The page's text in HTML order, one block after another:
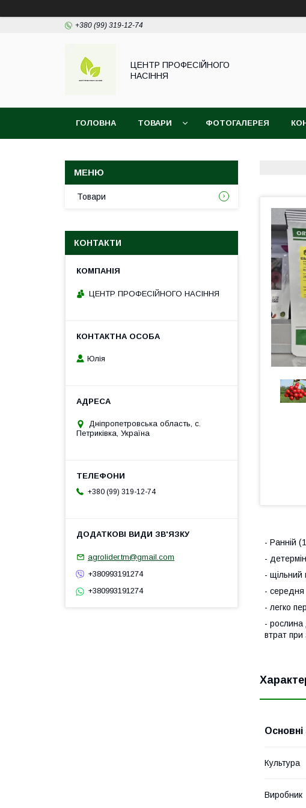
+380 (99) 319-12-74
ЦЕНТР ПРОФЕСІЙНОГО
НАСІННЯ
ГОЛОВНА ТОВАРИ ФОТОГАЛЕРЕЯ
- Ранній
-
- щільний
- середня
- легко
- рослина
втрат при
Культура
Виробник
Товари
КОНТАКТИ
ЦЕНТР ПРОФЕСІЙНОГО НАСІННЯ
Юлія
Дніпропетровська область, с.
Петриківка, Україна
+380 (99) 319-12-74
agrolider.tm@gmail.com
+380993191274
+380993191274